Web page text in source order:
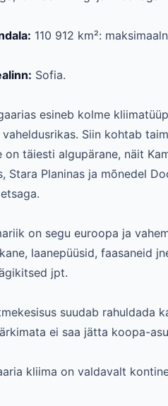
110 912 km²:
Sofia.
esineb kolme
Siin kohtab
on täiesti algupärane, näit
Stara Planinas ja mõnedel
on segu euroopa ja
laanepüüsid, faasaneid
jpt.
suudab rahuldada
ei saa jätta koopa-
kliima on valdavalt